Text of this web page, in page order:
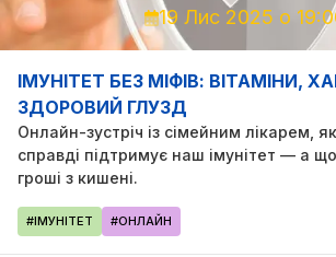
19 Лис 2025 о
ІМУНІТЕТ БЕЗ МІФІВ: ВІТАМІНИ,
ЗДОРОВИЙ ГЛУЗД
Онлайн-зустріч із сімейним лікарем,
справді підтримує наш імунітет — а
гроші з кишені.
#ІМУНІТЕТ #ОНЛАЙН